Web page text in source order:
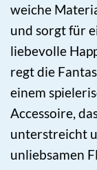
weiche
und sorgt für
liebevolle
regt die
einem
Accessoire,
unterstreicht
unliebsamen